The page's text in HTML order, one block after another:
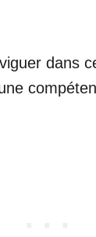
dans